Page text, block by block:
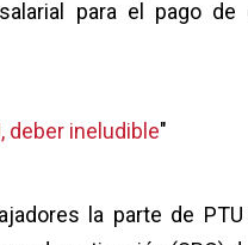
para el pago
deber ineludible"
la parte de